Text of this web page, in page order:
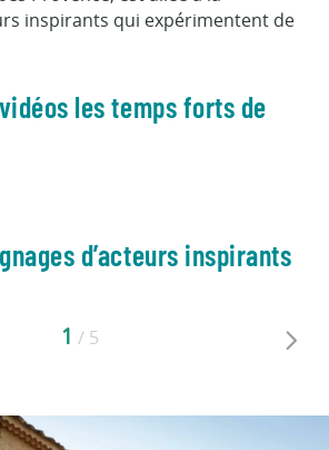
inspirants qui expérimentent de
les temps forts de
d’acteurs inspirants
1 / 5